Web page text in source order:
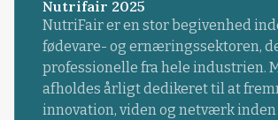
Nutrifair 2025
NutriFair er en stor begivenhed
fødevare- og ernæringssektoren,
professionelle fra hele industrien.
afholdes årligt dedikeret til at
innovation, viden og netværk